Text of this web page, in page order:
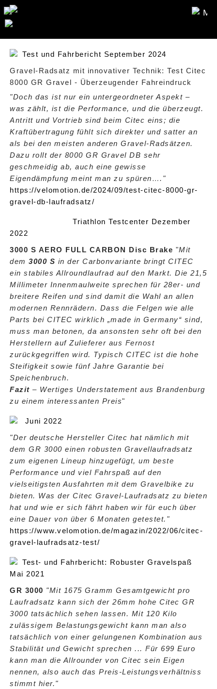
Test und Fahrbericht September 2024
Gravel-Radsatz mit innovativer Technik: Test Citec
8000 GR Gravel - Überzeugender Fahreindruck
"Doch das ist nur ein untergeordneter Aspekt –
was zählt, ist die Performance, und die überzeugt.
Antritt und Vortrieb sind beim Citec eins; die
Kraftübertragung fühlt sich direkter und satter an
als bei den meisten anderen Gravel-Radsätzen.
Dazu rollt der 8000 GR Gravel DB sehr
geschmeidig ab, auch eine gewisse
Eigendämpfung meint man zu spüren…."
https://velomotion.de/2024/09/test-citec-8000-gr-
gravel-db-laufradsatz/
Triathlon Testcenter Dezember
2022
3000 S AERO FULL CARBON Disc Brake "Mit
dem 3000 S in der Carbonvariante bringt CITEC
ein stabiles Allroundlaufrad auf den Markt. Die 21,5
Millimeter Innenmaulweite sprechen für 28er- und
breitere Reifen und sind damit die Wahl an allen
modernen Rennrädern. Dass die Felgen wie alle
Parts bei CITEC wirklich „made in Germany“ sind,
muss man betonen, da ansonsten sehr oft bei den
Herstellern auf Zulieferer aus Fernost
zurückgegriffen wird. Typisch CITEC ist die hohe
Steifigkeit sowie fünf Jahre Garantie bei
Speichenbruch.
Fazit – Wertiges Understatement aus Brandenburg
zu einem interessanten Preis"
Juni 2022
"Der deutsche Hersteller Citec hat nämlich mit
dem GR 3000 einen robusten Gravellaufradsatz
zum eigenen Lineup hinzugefügt, um beste
Performance und viel Fahrspaß auf den
vielseitigsten Ausfahrten mit dem Gravelbike zu
bieten. Was der Citec Gravel-Laufradsatz zu bieten
hat und wie er sich fährt haben wir für euch über
eine Dauer von über 6 Monaten getestet."
https://www.velomotion.de/magazin/2022/06/citec-
gravel-laufradsatz-test/
Test- und Fahrbericht: Robuster Gravelspaß
Mai 2021
GR 3000 "Mit 1675 Gramm Gesamtgewicht pro
Laufradsatz kann sich der 26mm hohe Citec GR
3000 tatsächlich sehen lassen. Mit 120 Kilo
zulässigem Belastungsgewicht kann man also
tatsächlich von einer gelungenen Kombination aus
Stabilität und Gewicht sprechen ... Für 699 Euro
kann man die Allrounder von Citec sein Eigen
nennen, also auch das Preis-Leistungsverhältniss
stimmt hier."